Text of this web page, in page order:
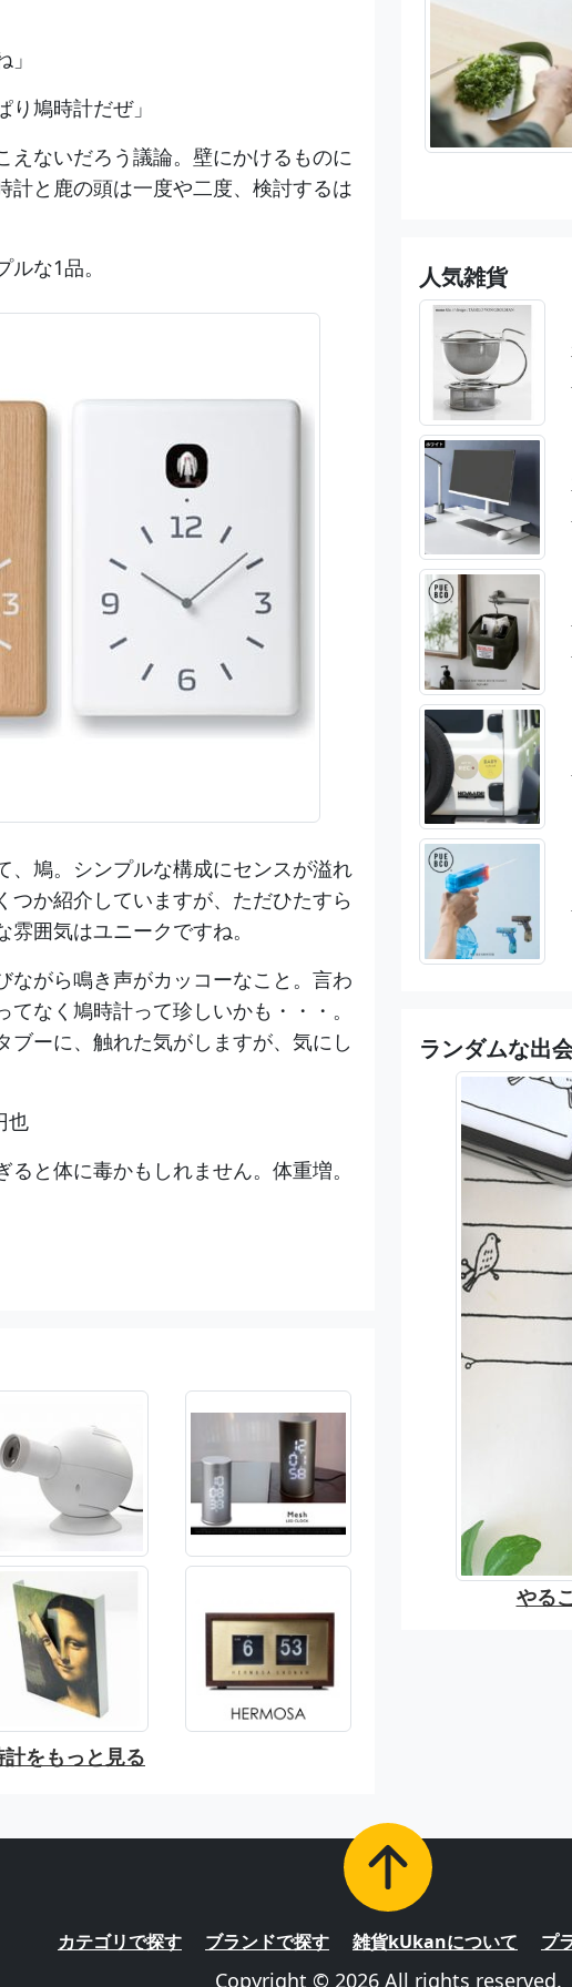
り鳩時計だぜ」
えないだろう議論。壁にかけるものに
計と鹿の頭は一度や二度、検討するは
な1品。
、鳩。シンプルな構成にセンスが溢れ
つか紹介していますが、ただひたすら
囲気はユニークですね。
ながら鳴き声がカッコーなこと。言わ
なく鳩時計って珍しいかも・・・。
ブーに、触れた気がしますが、気にし
也
と体に毒かもしれません。体重増。
計をもっと見る
人気雑貨
ランダムな出
やる
カテゴリで探す ブランドで探す 雑貨kUkanについて プ
Copyright © 2026 All rights reserved.